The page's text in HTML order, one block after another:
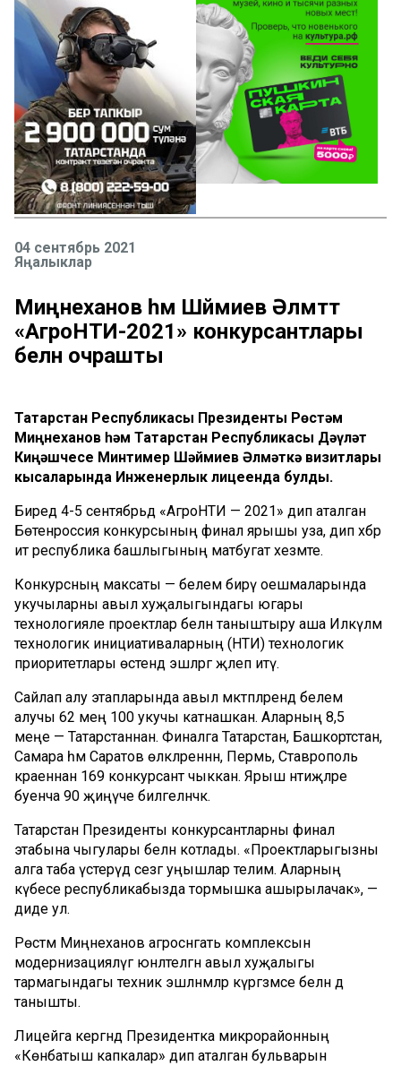
04 сентябрь 2021
Яңалыклар
Миңнеханов һәм Шәймиев Әлмәттә
«АгроНТИ-2021» конкурсантлары
белән очрашты
Татарстан Республикасы Президенты Рөстәм
Миңнеханов һәм Татарстан Республикасы Дәүләт
Киңәшчесе Минтимер Шәймиев Әлмәткә визитлары
кысаларында Инженерлык лицеенда булды.
Биредә 4-5 сентябрьдә «АгроНТИ — 2021» дип аталган
Бөтенроссия конкурсының финал ярышы уза, дип хәбәр
итә республика башлыгының матбугат хезмәте.
Конкурсның максаты — белем бирү оешмаларында
укучыларны авыл хуҗалыгындагы югары
технологияле проектлар белән таныштыру аша Илкүләм
технологик инициативаларның (НТИ) технологик
приоритетлары өстендә эшләргә җәлеп итү.
Сайлап алу этапларында авыл мәктәпләрендә белем
алучы 62 мең 100 укучы катнашкан. Аларның 8,5
меңе — Татарстаннан. Финалга Татарстан, Башкортстан,
Самара һәм Саратов өлкәләреннән, Пермь, Ставрополь
краеннан 169 конкурсант чыккан. Ярыш нәтиҗәләре
буенча 90 җиңүче билгеләнәчәк.
Татарстан Президенты конкурсантларны финал
этабына чыгулары белән котлады. «Проектларыгызны
алга таба үстерүдә сезгә уңышлар телим. Аларның
күбесе республикабызда тормышка ашырылачак», —
диде ул.
Рөстәм Миңнеханов агросәнәгать комплексын
модернизацияләүгә юнәлтелгән авыл хуҗалыгы
тармагындагы техник эшләнмәләр күргәзмәсе белән дә
танышты.
Лицейга кергәндә Президентка микрорайонның
«Көнбатыш капкалар» дип аталган бульварын